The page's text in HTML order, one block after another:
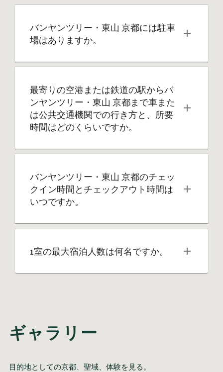
バンヤンツリー・東山 京都には駐車
場はありますか。
最寄りの空港または鉄道の駅からバ
ンヤンツリー・東山 京都まで車また
は公共交通機関での行き方と、所要
時間はどのくらいですか。
バンヤンツリー・東山 京都のチェッ
クイン時間とチェックアウト時間は
いつですか。
1室の最大宿泊人数は何名ですか。
ギャラリー
目的地としての京都、聖域、体験を見る。